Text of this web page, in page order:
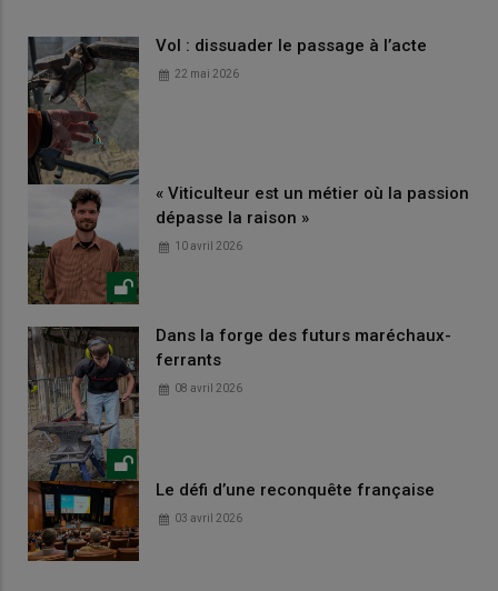
Vol : dissuader le passage à l’acte
22 mai 2026
« Viticulteur est un métier où la passion
dépasse la raison »
10 avril 2026
Dans la forge des futurs maréchaux-
ferrants
08 avril 2026
Le défi d’une reconquête française
03 avril 2026